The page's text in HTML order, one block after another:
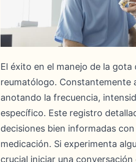
El éxito en el manejo de la
reumatólogo. Constantemente
anotando la frecuencia,
específico. Este registro
decisiones bien informadas
medicación. Si experimenta
crucial iniciar una